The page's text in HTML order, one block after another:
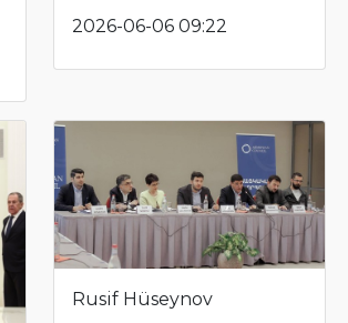
2026-06-06 09:22
Rusif Hüseynov